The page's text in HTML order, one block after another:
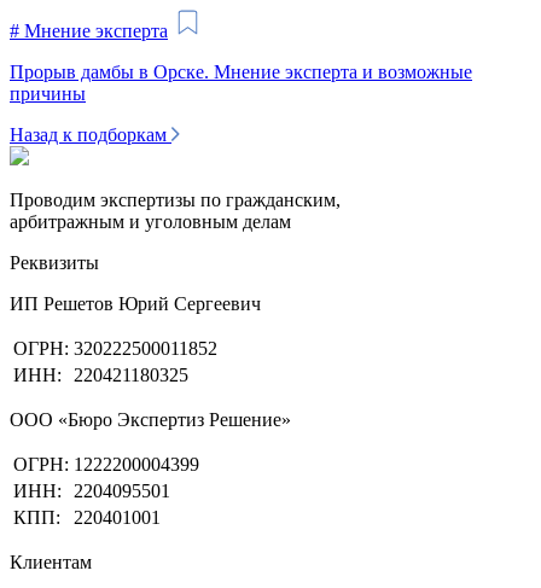
# Мнение эксперта
Прорыв дамбы в Орске. Мнение эксперта и возможные
причины
Назад к подборкам
Проводим экспертизы по гражданским,
арбитражным и уголовным делам
Реквизиты
ИП Решетов Юрий Сергеевич
ОГРН: 320222500011852
ИНН:
220421180325
ООО «Бюро Экспертиз Решение»
ОГРН: 1222200004399
ИНН:
2204095501
КПП:
220401001
Клиентам